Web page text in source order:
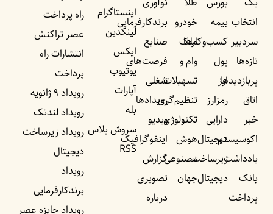
انتخاب
سردبیر
تازه‌ها
پربازدید‌ها
اتاق
خبر
اکوسیستم
یادداشت‌
بانک
پرداخت
بیمه
کسب‌وکار‌ها
پول
ارز
رمزارز
دارایی
دیجیتال
زیرساخت
دیجیتال
خودرو
ملک
وام و
تسهیلات
تنظیم‌گری
تکنولوژی
هوش
مصنوعی
جهان
برندکارفرمایی
صنایع
فرصت‌های
شغلی
رویداد‌ها
ویدیو
اینفوگرافیک
گزارش
تصویری
درباره
اینستاگرام
لینکدین
ایکس
یوتیوب
آپارات
بله
سروش پلاس
RSS
راه پرداخت
عصر تراکنش
انتشارات راه
پرداخت
رویداد ۹ ژانویه
رویداد لندتک
رویداد زیرساخت
دیجیتال
رویداد
برندکارفرمایی
رویداد جایزه عصر